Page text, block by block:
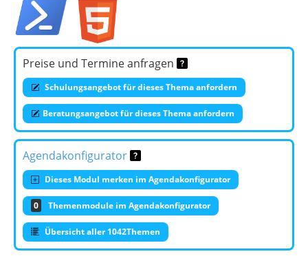
Preise und Termine anfragen
Schulungsangebot für dieses Thema anfordern
Beratungsangebot für dieses Thema anfordern
Agendakonfigurator
Dieses Modul merken im Agendakonfigurator
0 Themenmodule im Agendakonfigurator
Übersicht aller 1042Themen